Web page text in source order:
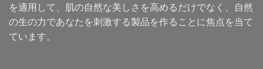
を適用して、肌の自然な美しさを高めるだけでなく、自然
の生の力であなたを刺激する製品を作ることに焦点を当て
ています。